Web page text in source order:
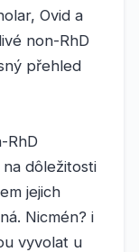
Ovid a
non-RhD
přehled
RhD
dôležitosti
jejich
Nicmén? i
vyvolat u